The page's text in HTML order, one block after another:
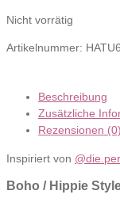
Nicht vorrätig
Artikelnummer: HATU6
Beschreibung
Zusätzliche
Rezensionen (0)
Inspiriert von
Boho / Hippie